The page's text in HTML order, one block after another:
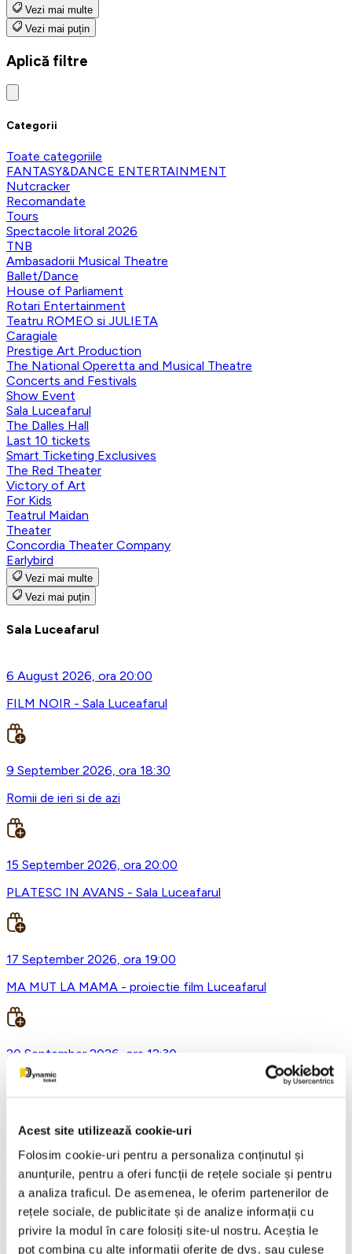
Acest site utilizează cookie-uri
Folosim cookie-uri pentru a personaliza conținutul și
anunțurile, pentru a oferi funcții de rețele sociale și pentru
a analiza traficul. De asemenea, le oferim partenerilor de
rețele sociale, de publicitate și de analize informații cu
privire la modul în care folosiți site-ul nostru. Aceștia le
pot combina cu alte informații oferite de dvs. sau culese
Vezi mai multe
Vezi mai puțin
Aplică filtre
Categorii
Toate categoriile
FANTASY&DANCE ENTERTAINMENT
Nutcracker
Recomandate
Tours
Spectacole litoral 2026
TNB
Ambasadorii Musical Theatre
Ballet/Dance
House of Parliament
Rotari Entertainment
Teatru ROMEO si JULIETA
Caragiale
Prestige Art Production
The National Operetta and Musical Theatre
Concerts and Festivals
Show Event
Sala Luceafarul
The Dalles Hall
Last 10 tickets
Smart Ticketing Exclusives
The Red Theater
Victory of Art
For Kids
Teatrul Maidan
Theater
Concordia Theater Company
Earlybird
Vezi mai multe
Vezi mai puțin
Sala Luceafarul
6 August 2026, ora 20:00
FILM NOIR - Sala Luceafarul
9 September 2026, ora 18:30
Romii de ieri si de azi
15 September 2026, ora 20:00
PLATESC IN AVANS - Sala Luceafarul
17 September 2026, ora 19:00
MA MUT LA MAMA - proiectie film Luceafarul
20 September 2026, ora 12:30
Lumea Mea – Obsi @Qfeel
25 September 2026, ora 19:00
Omul care a vazut moartea - Sala Luceafarul
26 September 2026, ora 19:00